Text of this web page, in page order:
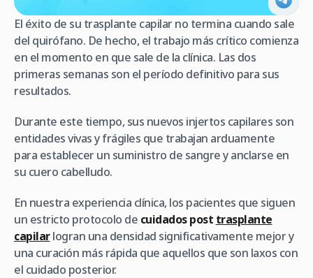
El éxito de su trasplante capilar no termina cuando sale
del quirófano. De hecho, el trabajo más crítico comienza
en el momento en que sale de la clínica. Las dos
primeras semanas son el período definitivo para sus
resultados.
Durante este tiempo, sus nuevos injertos capilares son
entidades vivas y frágiles que trabajan arduamente
para establecer un suministro de sangre y anclarse en
su cuero cabelludo.
En nuestra experiencia clínica, los pacientes que siguen
un estricto protocolo de cuidados post trasplante
capilarlogran una densidad significativamente mejor y
una curación más rápida que aquellos que son laxos con
el cuidado posterior.